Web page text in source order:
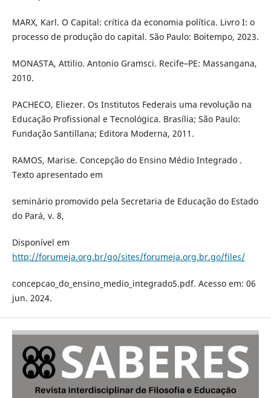
MARX, Karl. O Capital: crítica da economia política. Livro I: o
processo de produção do capital. São Paulo: Boitempo, 2023.
MONASTA, Attilio. Antonio Gramsci. Recife–PE: Massangana,
2010.
PACHECO, Eliezer. Os Institutos Federais uma revolução na
Educação Profissional e Tecnológica. Brasília; São Paulo:
Fundação Santillana; Editora Moderna, 2011.
RAMOS, Marise. Concepção do Ensino Médio Integrado .
Texto apresentado em
seminário promovido pela Secretaria de Educação do Estado
do Pará, v. 8,
Disponível em
http://forumeja.org.br/go/sites/forumeja.org.br.go/files/
concepcao_do_ensino_medio_integrado5.pdf. Acesso em: 06
jun. 2024.